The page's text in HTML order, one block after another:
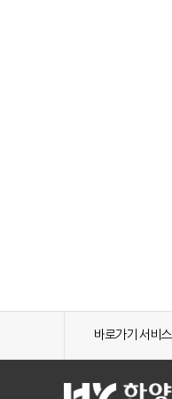
바로가기 서비스